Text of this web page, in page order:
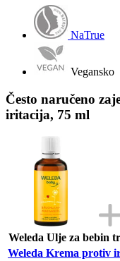
NaTrue
Vegansko
Često naručeno
iritacija, 75 ml
Weleda Ulje za bebin
Weleda Krema protiv